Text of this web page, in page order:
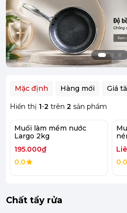
Hiển thị 1-2 trên 2 sản phẩm
Mặc định Hàng mới Giá
Muối làm mềm nước
Largo 2kg
195.000₫
0.0
0.0
Chất tẩy rửa